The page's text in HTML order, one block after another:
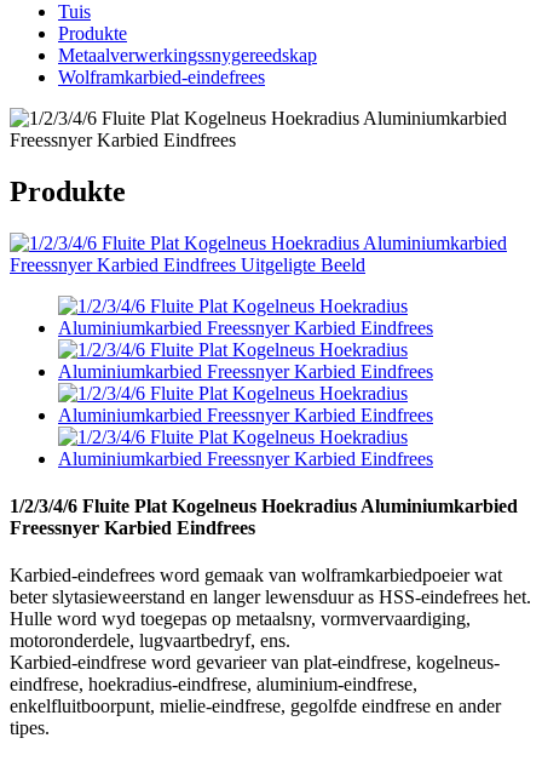
Tuis
Produkte
Metaalverwerkingssnygereedskap
Wolframkarbied-eindefrees
Produkte
1/2/3/4/6 Fluite Plat Kogelneus Hoekradius Aluminiumkarbied
Freessnyer Karbied Eindfrees
Karbied-eindefrees word gemaak van wolframkarbiedpoeier wat
beter slytasieweerstand en langer lewensduur as HSS-eindefrees het.
Hulle word wyd toegepas op metaalsny, vormvervaardiging,
motoronderdele, lugvaartbedryf, ens.
Karbied-eindfrese word gevarieer van plat-eindfrese, kogelneus-
eindfrese, hoekradius-eindfrese, aluminium-eindfrese,
enkelfluitboorpunt, mielie-eindfrese, gegolfde eindfrese en ander
tipes.